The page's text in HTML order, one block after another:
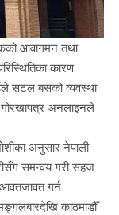
आवागमन तथा
कारण
सटल बसको व्यवस्था
अनलाइनले
अनुसार नेपाली
समन्वय गरी सहज
गर्न
काठमाडौँ